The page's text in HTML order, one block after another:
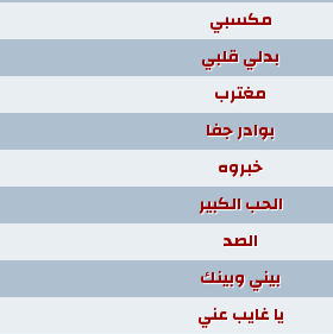
مكسبي
بدلي قلبي
مغترب
بوادر جفا
خبروه
الحب الكبير
الصد
بيني وبينك
يا غايب عني